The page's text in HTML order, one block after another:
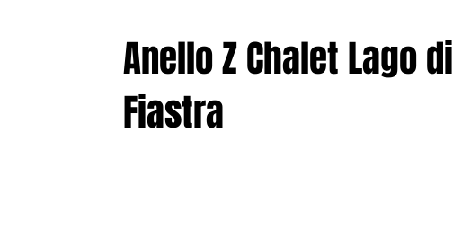
Anello Z Chalet Lago di
Fiastra